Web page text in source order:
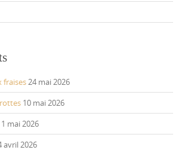
fraises24 mai 2026
10 mai 2026
1 mai 2026
avril 2026